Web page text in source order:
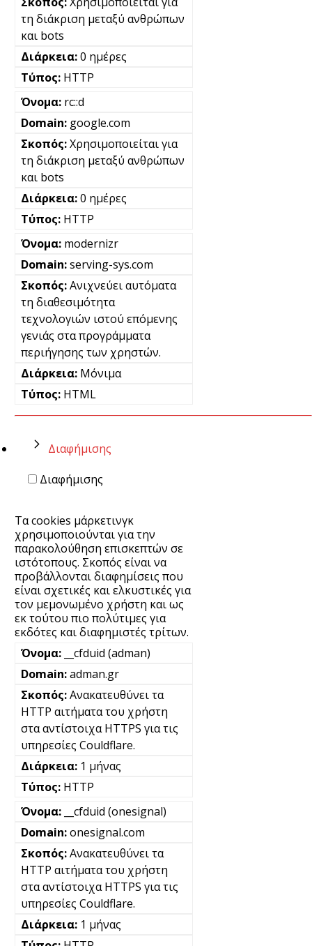
τη διάκριση μεταξύ ανθρώπων
και bots
0 ημέρες
HTTP
rc::d
google.com
Χρησιμοποιείται για
τη διάκριση μεταξύ ανθρώπων
και bots
0 ημέρες
HTTP
modernizr
serving-sys.com
Ανιχνεύει αυτόματα
τη διαθεσιμότητα
τεχνολογιών ιστού επόμενης
γενιάς στα προγράμματα
περιήγησης των χρηστών.
Μόνιμα
HTML
Διαφήμισης
Διαφήμισης
Τα cookies μάρκετινγκ
χρησιμοποιούνται για την
παρακολούθηση επισκεπτών σε
ιστότοπους. Σκοπός είναι να
προβάλλονται διαφημίσεις που
είναι σχετικές και ελκυστικές για
τον μεμονωμένο χρήστη και ως
εκ τούτου πιο πολύτιμες για
εκδότες και διαφημιστές τρίτων.
__cfduid (adman)
adman.gr
Ανακατευθύνει τα
HTTP αιτήματα του χρήστη
στα αντίστοιχα HTTPS για τις
υπηρεσίες Couldflare.
1 μήνας
HTTP
__cfduid (onesignal)
onesignal.com
Ανακατευθύνει τα
HTTP αιτήματα του χρήστη
στα αντίστοιχα HTTPS για τις
υπηρεσίες Couldflare.
1 μήνας